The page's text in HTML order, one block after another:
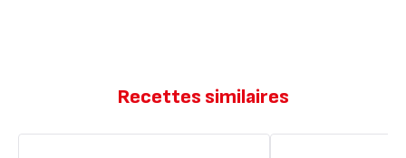
Recettes similaires